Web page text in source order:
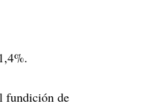
fundición de